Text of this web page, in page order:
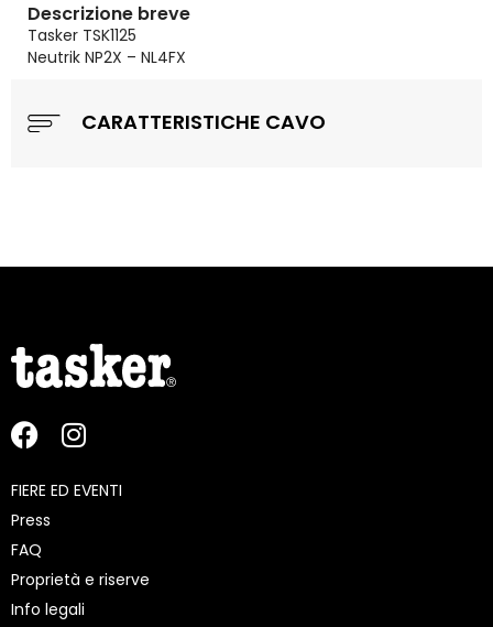
Descrizione breve
Tasker TSK1125
Neutrik NP2X – NL4FX
CARATTERISTICHE CAVO
FIERE ED EVENTI
Press
FAQ
Proprietà e riserve
Info legali